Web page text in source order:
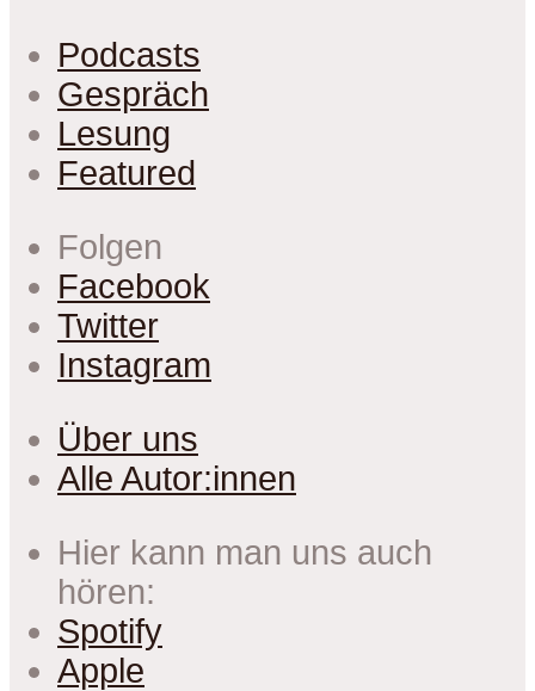
Podcasts
Gespräch
Lesung
Featured
Folgen
Facebook
Twitter
Instagram
Über uns
Alle Autor:innen
Hier kann man uns auch
hören:
Spotify
Apple